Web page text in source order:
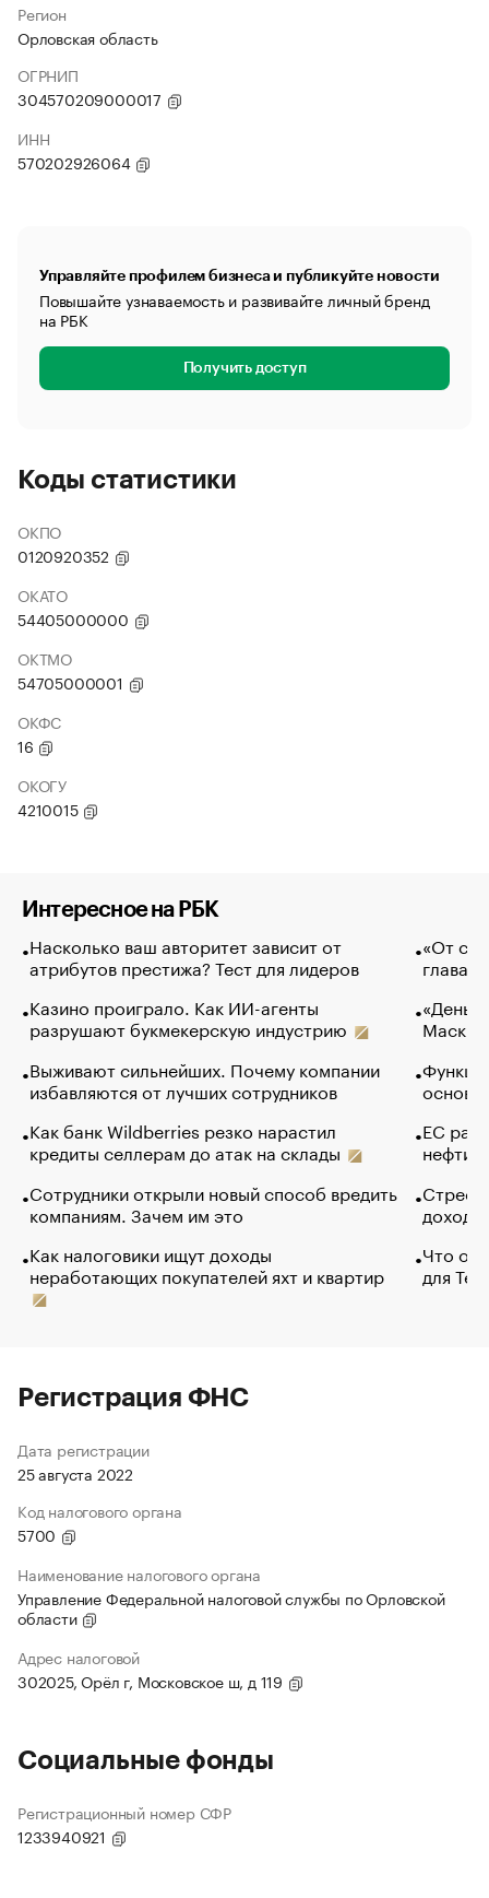
Регион
Орловская область
ОГРНИП
304570209000017
ИНН
570202926064
Управляйте профилем бизнеса и публикуйте новости
Повышайте узнаваемость и развивайте личный бренд
на РБК
Получить доступ
Коды статистики
ОКПО
0120920352
ОКАТО
54405000000
ОКТМО
54705000001
ОКФС
16
ОКОГУ
4210015
Интересное на РБК
Насколько ваш авторитет зависит от
атрибутов престижа? Тест для лидеров
Казино проиграло. Как ИИ-агенты
разрушают букмекерскую индустрию
Выживают сильнейших. Почему компании
избавляются от лучших сотрудников
Как банк Wildberries резко нарастил
кредиты селлерам до атак на склады
Сотрудники открыли новый способ вредить
компаниям. Зачем им это
Как налоговики ищут доходы
неработающих покупателей яхт и квартир
«От
глава
Маск в
основ
ЕС
нефти
Что
для
Регистрация ФНС
Дата регистрации
25 августа 2022
Код налогового органа
5700
Наименование налогового органа
Управление Федеральной налоговой службы по Орловской
области
Адрес налоговой
302025, Орёл г, Московское ш, д 119
Социальные фонды
Регистрационный номер СФР
1233940921